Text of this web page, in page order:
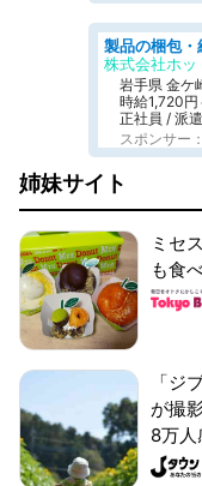
株式会社ホッ
岩手県 金ケ
時給1,720円
正社員 / 派
スポンサー
姉妹サイト
ミセ
も食
「ジ
が撮
8万人